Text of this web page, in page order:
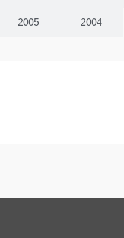
2005 2004